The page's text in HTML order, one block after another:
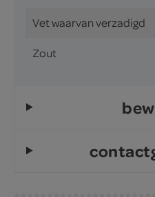
Vet waarvan verzadigd
Zout